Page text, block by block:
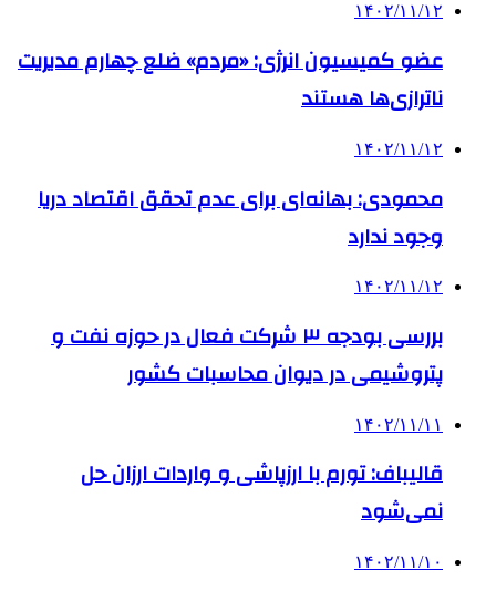
۱۴۰۲/۱۱/۱۲
عضو کمیسیون انرژی: «مردم» ضلع چهارم مدیریت
ناترازی‌ها هستند
۱۴۰۲/۱۱/۱۲
محمودی: بهانه‌ای برای عدم تحقق اقتصاد دریا
وجود ندارد
۱۴۰۲/۱۱/۱۲
بررسی بودجه ۳ شرکت‌ فعال در حوزه نفت و
پتروشیمی در دیوان محاسبات کشور
۱۴۰۲/۱۱/۱۱
قالیباف: تورم با ارزپاشی و واردات ارزان حل
نمی‌شود
۱۴۰۲/۱۱/۱۰